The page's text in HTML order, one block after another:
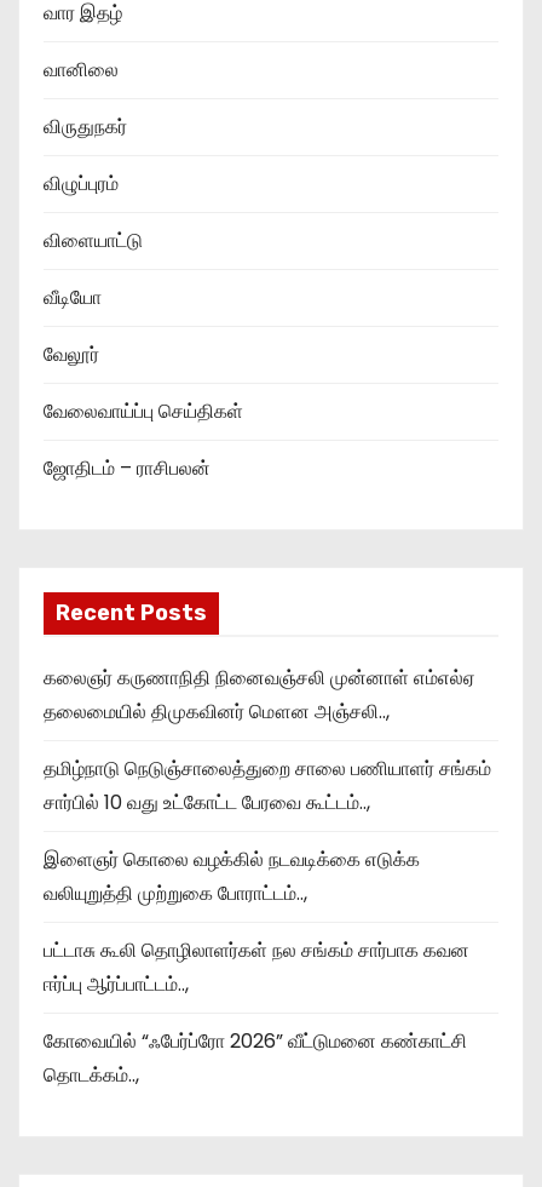
வார இதழ்
வானிலை
விருதுநகர்
விழுப்புரம்
விளையாட்டு
வீடியோ
வேலூர்
வேலைவாய்ப்பு செய்திகள்
ஜோதிடம் – ராசிபலன்
Recent Posts
கலைஞர் கருணாநிதி நினைவஞ்சலி முன்னாள் எம்எல்ஏ
தலைமையில் திமுகவினர் மௌன அஞ்சலி..,
தமிழ்நாடு நெடுஞ்சாலைத்துறை சாலை பணியாளர் சங்கம்
சார்பில் 10 வது உட்கோட்ட பேரவை கூட்டம்..,
இளைஞர் கொலை வழக்கில் நடவடிக்கை எடுக்க
வலியுறுத்தி முற்றுகை போராட்டம்..,
பட்டாசு கூலி தொழிலாளர்கள் நல சங்கம் சார்பாக கவன
ஈர்ப்பு ஆர்ப்பாட்டம்..,
கோவையில் “ஃபேர்ப்ரோ 2026” வீட்டுமனை கண்காட்சி
தொடக்கம்..,